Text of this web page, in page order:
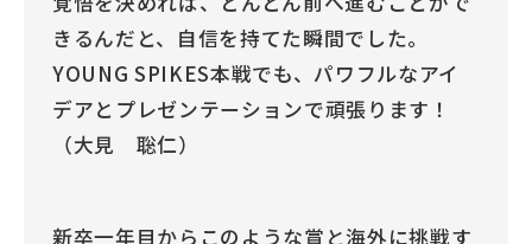
きるんだと、自信を持てた瞬間でした。
YOUNG SPIKES本戦でも、パワフルなアイ
デアとプレゼンテーションで頑張ります！
（大見 聡仁）
新卒一年目からこのような賞と海外に挑戦す